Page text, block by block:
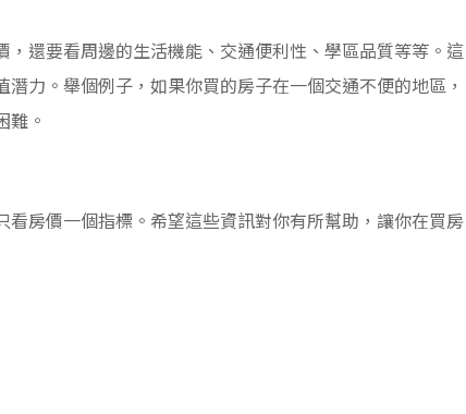
還要看周邊的生活機能、交通便利性、學區品質等等。這
力。舉個例子，如果你買的房子在一個交通不便的地區，
難。
房價一個指標。希望這些資訊對你有所幫助，讓你在買房